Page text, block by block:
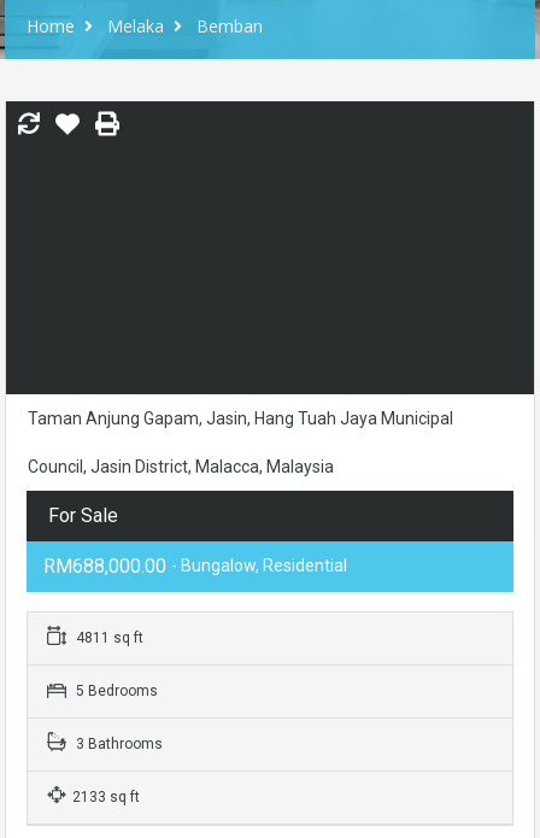
Home Melaka Bemban
Taman Anjung Gapam, Jasin, Hang Tuah Jaya Municipal
Council, Jasin District, Malacca, Malaysia
For Sale
RM688,000.00 - Bungalow, Residential
4811 sq ft
5 Bedrooms
3 Bathrooms
2133 sq ft